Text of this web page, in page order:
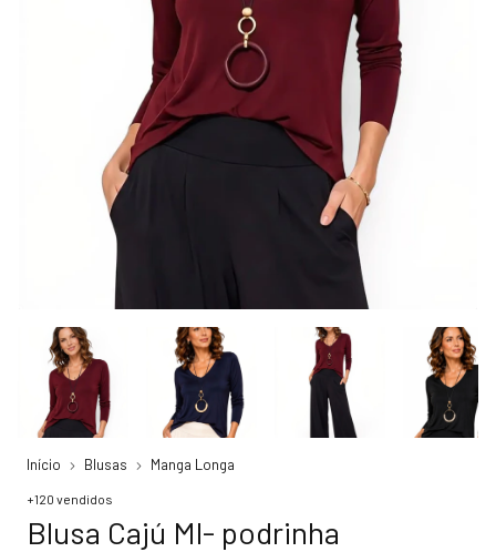
Início Blusas Manga Longa
+120 vendidos
Blusa Cajú Ml- podrinha